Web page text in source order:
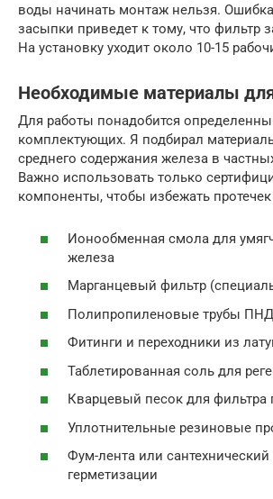
воды начинать монтаж нельзя.
засыпки приведет к тому, что фильтр
На установку уходит около 10-15
Необходимые материалы
Для работы понадобится
комплектующих. Я подбирал
среднего содержания железа в
Важно использовать только
компоненты, чтобы избежать
Ионообменная смола для
железа
Марганцевый фильтр
Полипропиленовые трубы ПНД
Фитинги и переходники из
Таблетированная соль для
Кварцевый песок для фильтра
Уплотнительные резиновые
Фум-лента или
герметизации